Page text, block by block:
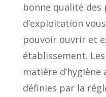
bonne qualité
d’exploitation
pouvoir ouvrir et
établissement.
matière
définies par la